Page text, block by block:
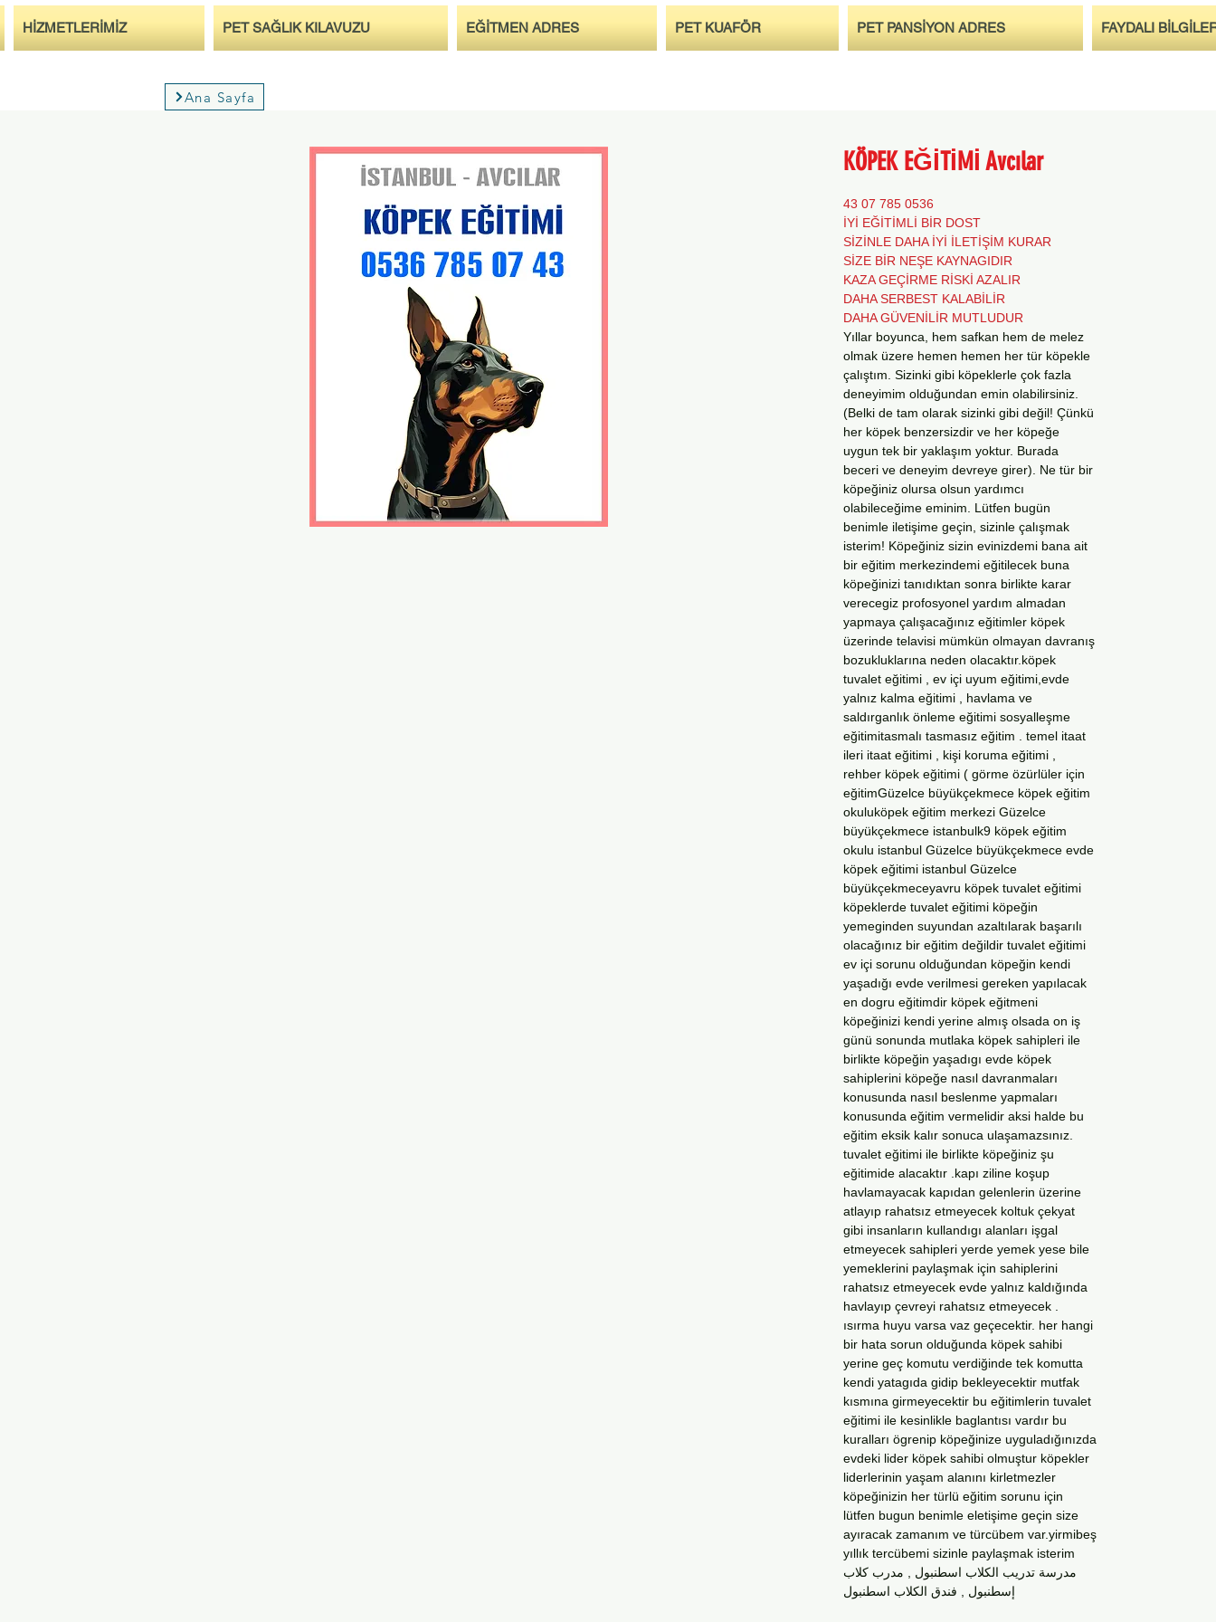
HİZMETLERİMİZ PET SAĞLIK KILAVUZU EĞİTMEN ADRES PET KUAFÖR PET PANSİYON ADRES FAYDALI
Ana Sayfa
KÖPEK EĞİTİMİ Avcılar
0536 785 07 43
İYİ EĞİTİMLİ BİR DOST
SİZİNLE DAHA İYİ İLETİŞİM KURAR
SİZE BİR NEŞE KAYNAGIDIR
KAZA GEÇİRME RİSKİ AZALIR
DAHA SERBEST KALABİLİR
DAHA GÜVENİLİR MUTLUDUR
Yıllar boyunca, hem safkan hem de melez
olmak üzere hemen hemen her tür köpekle
çalıştım. Sizinki gibi köpeklerle çok fazla
deneyimim olduğundan emin olabilirsiniz.
(Belki de tam olarak sizinki gibi değil! Çünkü
her köpek benzersizdir ve her köpeğe
uygun tek bir yaklaşım yoktur. Burada
beceri ve deneyim devreye girer). Ne tür bir
köpeğiniz olursa olsun yardımcı
olabileceğime eminim. Lütfen bugün
benimle iletişime geçin, sizinle çalışmak
isterim! Köpeğiniz sizin evinizdemi bana ait
bir eğitim merkezindemi eğitilecek buna
köpeğinizi tanıdıktan sonra birlikte karar
verecegiz profosyonel yardım almadan
yapmaya çalışacağınız eğitimler köpek
üzerinde telavisi mümkün olmayan davranış
bozukluklarına neden olacaktır.köpek
tuvalet eğitimi , ev içi uyum eğitimi,evde
yalnız kalma eğitimi , havlama ve
saldırganlık önleme eğitimi sosyalleşme
eğitimitasmalı tasmasız eğitim . temel itaat
ileri itaat eğitimi , kişi koruma eğitimi ,
rehber köpek eğitimi ( görme özürlüler için
eğitimGüzelce büyükçekmece köpek eğitim
okuluköpek eğitim merkezi Güzelce
büyükçekmece istanbulk9 köpek eğitim
okulu istanbul Güzelce büyükçekmece evde
köpek eğitimi istanbul Güzelce
büyükçekmeceyavru köpek tuvalet eğitimi
köpeklerde tuvalet eğitimi köpeğin
yemeginden suyundan azaltılarak başarılı
olacağınız bir eğitim değildir tuvalet eğitimi
ev içi sorunu olduğundan köpeğin kendi
yaşadığı evde verilmesi gereken yapılacak
en dogru eğitimdir köpek eğitmeni
köpeğinizi kendi yerine almış olsada on iş
günü sonunda mutlaka köpek sahipleri ile
birlikte köpeğin yaşadıgı evde köpek
sahiplerini köpeğe nasıl davranmaları
konusunda nasıl beslenme yapmaları
konusunda eğitim vermelidir aksi halde bu
eğitim eksik kalır sonuca ulaşamazsınız.
tuvalet eğitimi ile birlikte köpeğiniz şu
eğitimide alacaktır .kapı ziline koşup
havlamayacak kapıdan gelenlerin üzerine
atlayıp rahatsız etmeyecek koltuk çekyat
gibi insanların kullandıgı alanları işgal
etmeyecek sahipleri yerde yemek yese bile
yemeklerini paylaşmak için sahiplerini
rahatsız etmeyecek evde yalnız kaldığında
havlayıp çevreyi rahatsız etmeyecek .
ısırma huyu varsa vaz geçecektir. her hangi
bir hata sorun olduğunda köpek sahibi
yerine geç komutu verdiğinde tek komutta
kendi yatagıda gidip bekleyecektir mutfak
kısmına girmeyecektir bu eğitimlerin tuvalet
eğitimi ile kesinlikle baglantısı vardır bu
kuralları ögrenip köpeğinize uyguladığınızda
evdeki lider köpek sahibi olmuştur köpekler
liderlerinin yaşam alanını kirletmezler
köpeğinizin her türlü eğitim sorunu için
lütfen bugun benimle eletişime geçin size
ayıracak zamanım ve türcübem var.yirmibeş
yıllık tercübemi sizinle paylaşmak isterim
مدرسة تدريب الكلاب اسطنبول , مدرب كلاب
إسطنبول , فندق الكلاب اسطنبول